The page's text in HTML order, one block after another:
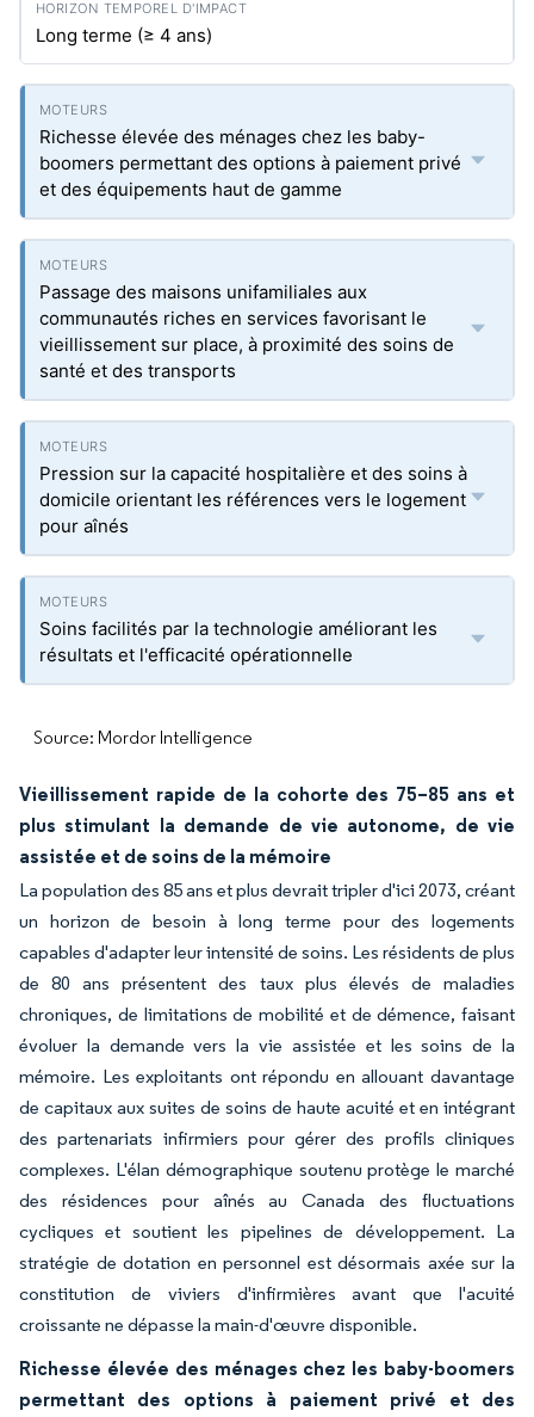
Long terme (≥ 4 ans)
Richesse élevée des ménages chez les baby-
boomers permettant des options à paiement privé
et des équipements haut de gamme
Passage des maisons unifamiliales aux
communautés riches en services favorisant le
vieillissement sur place, à proximité des soins de
santé et des transports
Pression sur la capacité hospitalière et des soins à
domicile orientant les références vers le logement
pour aînés
Soins facilités par la technologie améliorant les
résultats et l'efficacité opérationnelle
Source: Mordor Intelligence
Vieillissement rapide de la cohorte des 75–85 ans et
plus stimulant la demande de vie autonome, de vie
assistée et de soins de la mémoire
La population des 85 ans et plus devrait tripler d'ici 2073, créant
un horizon de besoin à long terme pour des logements
capables d'adapter leur intensité de soins. Les résidents de plus
de 80 ans présentent des taux plus élevés de maladies
chroniques, de limitations de mobilité et de démence, faisant
évoluer la demande vers la vie assistée et les soins de la
mémoire. Les exploitants ont répondu en allouant davantage
de capitaux aux suites de soins de haute acuité et en intégrant
des partenariats infirmiers pour gérer des profils cliniques
complexes. L'élan démographique soutenu protège le marché
des résidences pour aînés au Canada des fluctuations
cycliques et soutient les pipelines de développement. La
stratégie de dotation en personnel est désormais axée sur la
constitution de viviers d'infirmières avant que l'acuité
croissante ne dépasse la main-d'œuvre disponible.
Richesse élevée des ménages chez les baby-boomers
permettant des options à paiement privé et des